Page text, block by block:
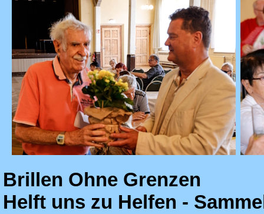
Brillen Ohne Grenzen
Helft uns zu Helfen -